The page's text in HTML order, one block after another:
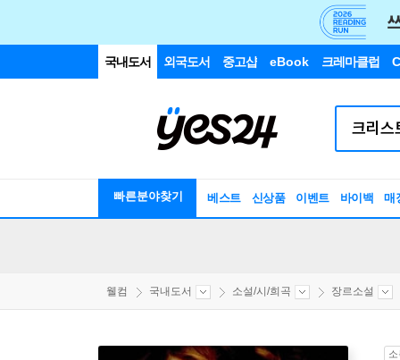
국내도서 외국도서 중고샵 eBook 크레마클럽
빠른분야찾기 베스트 신상품 이벤트 바이백 매
웰컴 국내도서 소설/시/희곡 장르소설